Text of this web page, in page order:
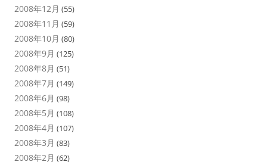
2008年12月 (55)
2008年11月 (59)
2008年10月 (80)
2008年9月 (125)
2008年8月 (51)
2008年7月 (149)
2008年6月 (98)
2008年5月 (108)
2008年4月 (107)
2008年3月 (83)
2008年2月 (62)